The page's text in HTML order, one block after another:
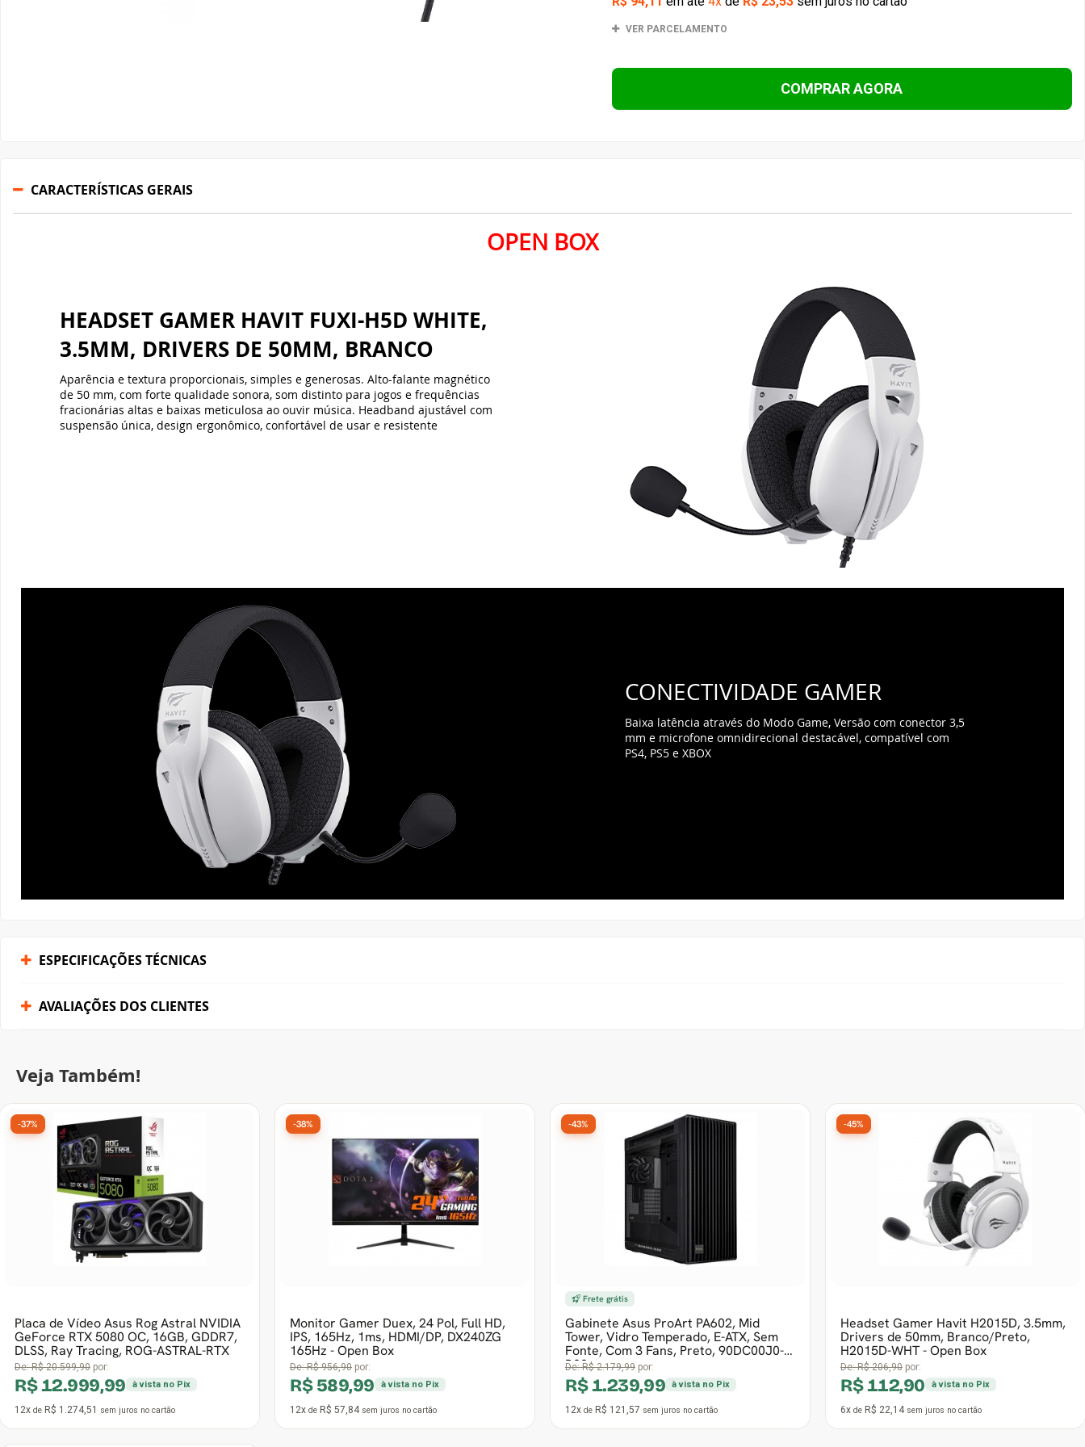
VER PARCELAMENTO
COMPRAR AGORA
CARACTERÍSTICAS GERAIS
OPEN BOX
HEADSET GAMER HAVIT FUXI-H5D WHITE,
3.5MM, DRIVERS DE 50MM, BRANCO
Aparência e textura proporcionais, simples e generosas. Alto-falante magnético
de 50 mm, com forte qualidade sonora, som distinto para jogos e frequências
fracionárias altas e baixas meticulosa ao ouvir música. Headband ajustável com
suspensão única, design ergonômico, confortável de usar e resistente
CONECTIVIDADE GAMER
Baixa latência através do Modo Game, Versão com conector 3,5
mm e microfone omnidirecional destacável, compatível com
PS4, PS5 e XBOX
ESPECIFICAÇÕES TÉCNICAS
AVALIAÇÕES DOS CLIENTES
Veja Também!
Placa de Vídeo Asus Rog Astral NVIDIA
GeForce RTX 5080 OC, 16GB, GDDR7,
DLSS, Ray Tracing, ROG-ASTRAL-RTX
De:R$ 20.599,90 por:
R$ 12.999,99 à vista no Pix
12x de R$ 1.274,51 sem juros no cartão
-37%
Monitor Gamer Duex, 24 Pol, Full HD,
IPS, 165Hz, 1ms, HDMI/DP, DX240ZG
165Hz - Open Box
De:R$ 956,90 por:
R$ 589,99 à vista no Pix
12x de R$ 57,84sem juros no cartão
-38%
Frete grátis
Gabinete Asus ProArt PA602, Mid
Tower, Vidro Temperado, E-ATX, Sem
Fonte, Com 3 Fans, Preto, 90DC00J0-
B00
De:R$ 2.179,99 por:
R$ 1.239,99 à vista no Pix
12x de R$ 121,57 sem juros no cartão
-43%
Headset Gamer Havit H2015D, 3.5mm,
Drivers de 50mm, Branco/Preto,
H2015D-WHT - Open Box
De:R$ 206,90 por:
R$ 112,90 à vista no Pix
6x de R$ 22,14sem juros no cartão
-45%